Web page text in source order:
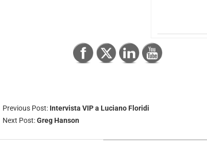
Previous Post: Intervista VIP a Luciano Floridi
Next Post:Greg Hanson